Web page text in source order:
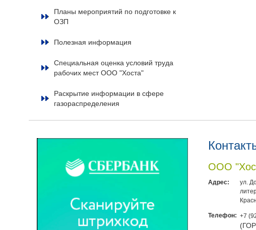
Планы мероприятий по подготовке к
ОЗП
Полезная информация
Специальная оценка условий труда
рабочих мест ООО "Хоста"
Раскрытие информации в сфере
газораспределения
ООО
Адрес:
ул.
Телефон: +7